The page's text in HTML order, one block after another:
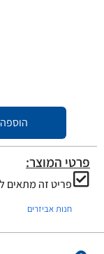
פרטי המוצר:
פריט זה מתאים
חנות אביזרים